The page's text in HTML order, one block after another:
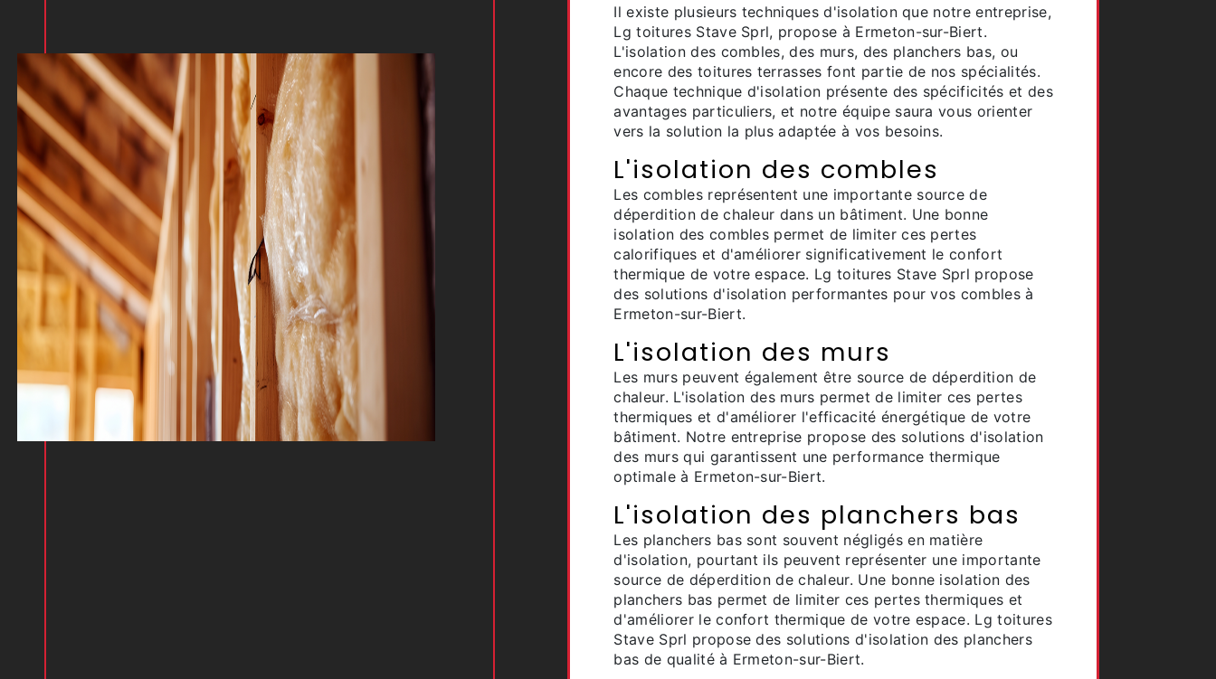
Il existe plusieurs techniques d'isolation que notre entreprise,
Lg toitures Stave Sprl, propose à Ermeton-sur-Biert.
L'isolation des combles, des murs, des planchers bas, ou
encore des toitures terrasses font partie de nos spécialités.
Chaque technique d'isolation présente des spécificités et des
avantages particuliers, et notre équipe saura vous orienter
vers la solution la plus adaptée à vos besoins.
L'isolation des combles
Les combles représentent une importante source de
déperdition de chaleur dans un bâtiment. Une bonne
isolation des combles permet de limiter ces pertes
calorifiques et d'améliorer significativement le confort
thermique de votre espace. Lg toitures Stave Sprl propose
des solutions d'isolation performantes pour vos combles à
Ermeton-sur-Biert.
L'isolation des murs
Les murs peuvent également être source de déperdition de
chaleur. L'isolation des murs permet de limiter ces pertes
thermiques et d'améliorer l'efficacité énergétique de votre
bâtiment. Notre entreprise propose des solutions d'isolation
des murs qui garantissent une performance thermique
optimale à Ermeton-sur-Biert.
L'isolation des planchers bas
Les planchers bas sont souvent négligés en matière
d'isolation, pourtant ils peuvent représenter une importante
source de déperdition de chaleur. Une bonne isolation des
planchers bas permet de limiter ces pertes thermiques et
d'améliorer le confort thermique de votre espace. Lg toitures
Stave Sprl propose des solutions d'isolation des planchers
bas de qualité à Ermeton-sur-Biert.